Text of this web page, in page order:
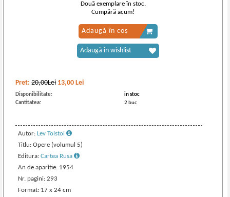
Pret:20,00Lei 13,00 Lei
Disponibilitate:
in stoc
Cantitatea:
2 buc
Autor:Lev Tolstoi
Titlu: Opere (volumul 5)
Editura:Cartea Rusa
An de aparitie: 1954
Nr. pagini: 293
Format: 17 x 24 cm
Două exemplare în stoc.
Cumpără acum!
Adaugă în coș
Adaugă în wishlist